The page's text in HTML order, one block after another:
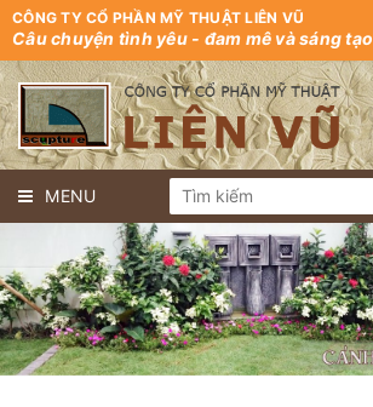
CÔNG TY CỔ PHẦN MỸ THUẬT LIÊN VŨ
Câu chuyện tình yêu - đam mê và sáng tạo
MENU